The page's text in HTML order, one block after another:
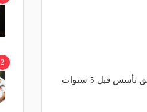
كاد برشلونة أن يودع منافسات كأس ملك إسبانيا من دور الـ 32 على يد فريق تأسس قبل 5 سنوات
2